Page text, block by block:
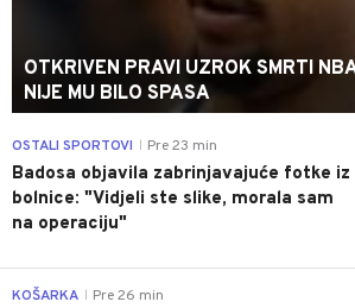
OTKRIVEN PRAVI UZROK SMRTI
NIJE MU BILO SPASA
OSTALI SPORTOVI Pre 23 min
Badosa objavila zabrinjavajuće fotke iz
bolnice: "Vidjeli ste slike, morala sam
na operaciju"
KOŠARKA Pre 26 min